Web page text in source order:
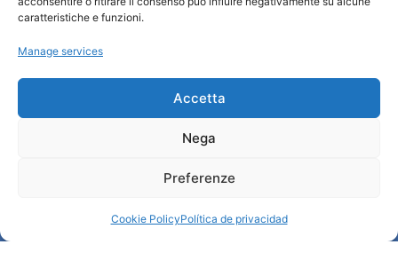
caratteristiche e funzioni.
Manage services
Accetta
Nega
Preferenze
Cookie PolicyPolítica de privacidad
Credits
Información